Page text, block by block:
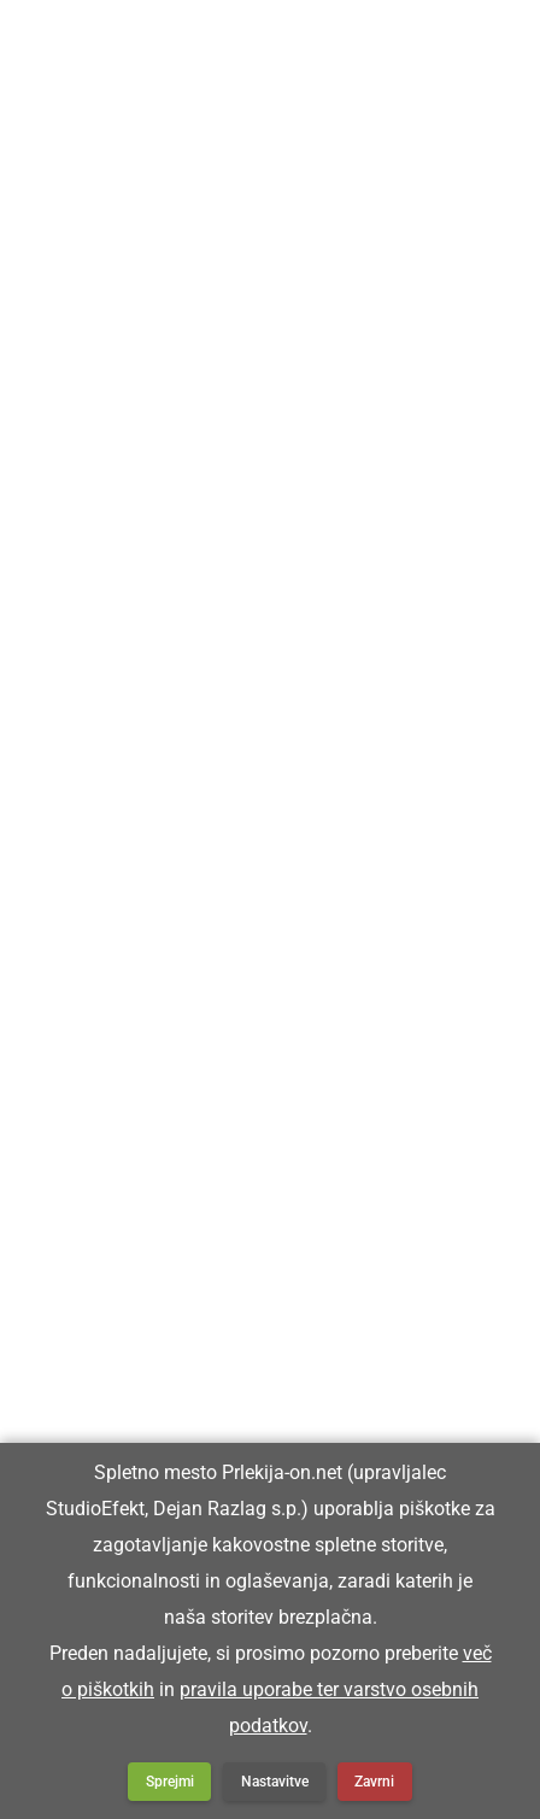
Spletno mesto Prlekija-on.net (upravljalec
StudioEfekt, Dejan Razlag s.p.) uporablja piškotke za
zagotavljanje kakovostne spletne storitve,
funkcionalnosti in oglaševanja, zaradi katerih je
naša storitev brezplačna.
Preden nadaljujete, si prosimo pozorno preberite več
o piškotkih in pravila uporabe ter varstvo osebnih
podatkov.
Sprejmi Nastavitve Zavrni